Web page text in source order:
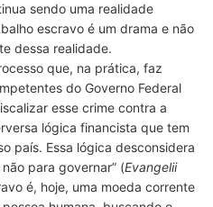
sendo uma realidade
escravo é um drama e não
dessa realidade.
que, na prática, faz
do Governo Federal
esse crime contra a
lógica financista que tem
país. Essa lógica desconsidera
para governar” (Evangelii
é, hoje, uma moeda corrente